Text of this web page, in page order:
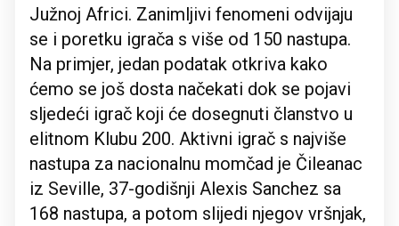
Južnoj Africi. Zanimljivi fenomeni odvijaju
se i poretku igrača s više od 150 nastupa.
Na primjer, jedan podatak otkriva kako
ćemo se još dosta načekati dok se pojavi
sljedeći igrač koji će dosegnuti članstvo u
elitnom Klubu 200. Aktivni igrač s najviše
nastupa za nacionalnu momčad je Čileanac
iz Seville, 37-godišnji Alexis Sanchez sa
168 nastupa, a potom slijedi njegov vršnjak,